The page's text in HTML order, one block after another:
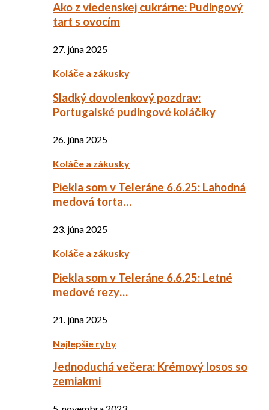
Ako z viedenskej cukrárne: Pudingový
tart s ovocím
27. júna 2025
Koláče a zákusky
Sladký dovolenkový pozdrav:
Portugalské pudingové koláčiky
26. júna 2025
Koláče a zákusky
Piekla som v Teleráne 6.6.25: Lahodná
medová torta…
23. júna 2025
Koláče a zákusky
Piekla som v Teleráne 6.6.25: Letné
medové rezy…
21. júna 2025
Najlepšie ryby
Jednoduchá večera: Krémový losos so
zemiakmi